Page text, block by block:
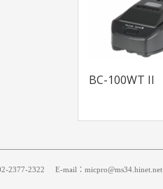
BC-100WT II
2377-2322 E-mail：micpro@ms34.hinet.net